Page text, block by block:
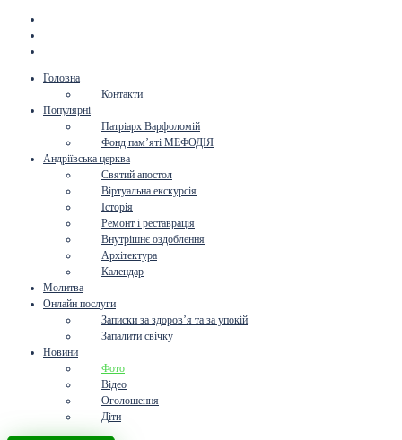
Головна
Контакти
Популярні
Патріарх Варфоломій
Фонд пам’яті МЕФОДІЯ
Андріївська церква
Святий апостол
Віртуальна екскурсія
Історія
Ремонт і реставрація
Внутрішнє оздоблення
Архітектура
Календар
Молитва
Онлайн послуги
Записки за здоров’я та за упокій
Запалити свічку
Новини
Фото
Відео
Оголошення
Діти